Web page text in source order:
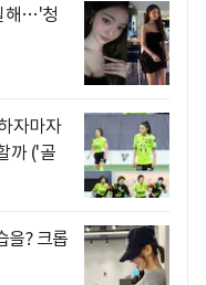
해…'청
자마자
까 ('골
을? 크롭